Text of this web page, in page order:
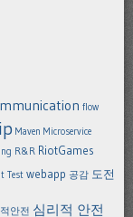
flow
Maven Microservice
R&R RiotGames
Test webapp 공감 도전
안전 심리적 안전